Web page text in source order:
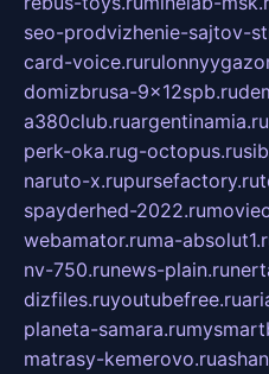
seo-prodvizhenie-sajtov-
card-voice.ru
domizbrusa-9x12spb.ru
a380club.ruargentinamia.ru
perk-oka.rug-octopus.ru
naruto-x.rupursefactory.ru
spayderhed-2022.ru
webamator.ruma-
nv-750.runews-plain.ru
dizfiles.ruyoutubefree.ru
planeta-samara.ru
matrasy-kemerovo.ru